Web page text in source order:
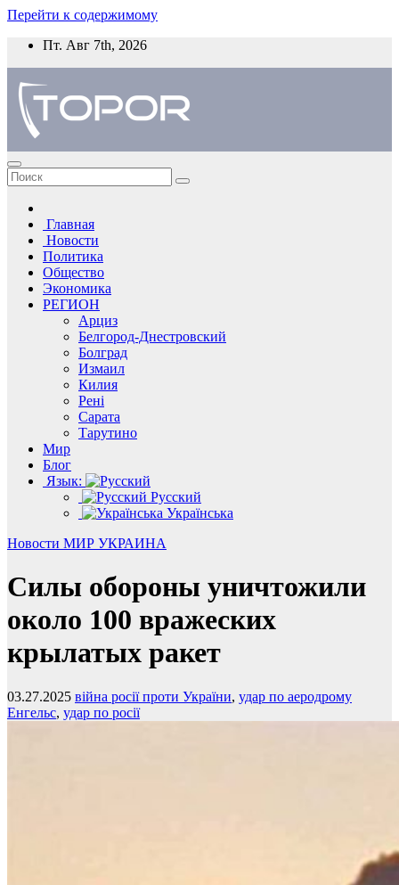
Перейти к содержимому
Пт. Авг 7th, 2026
Главная
Новости
Политика
Общество
Экономика
РЕГИОН
Арциз
Белгород-Днестровский
Болград
Измаил
Килия
Рені
Сарата
Тарутино
Мир
Блог
Язык:
Русский
Українська
Новости МИР УКРАИНА
Силы обороны уничтожили
около 100 вражеских
крылатых ракет
03.27.2025 війна росії проти України, удар по аеродрому
Енгельс, удар по росії